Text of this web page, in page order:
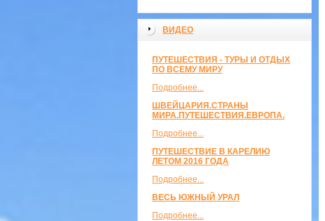
ВИДЕО
ПУТЕШЕСТВИЯ - ТУРЫ И ОТДЫХ
ПО ВСЕМУ МИРУ
Подробнее...
ШВЕЙЦАРИЯ.СТРАНЫ
МИРА.ПУТЕШЕСТВИЯ.ЕВРОПА.
Подробнее...
ПУТЕШЕСТВИЕ В КАРЕЛИЮ
ЛЕТОМ 2016 ГОДА
Подробнее...
ВЕСЬ ЮЖНЫЙ УРАЛ
Подробнее...